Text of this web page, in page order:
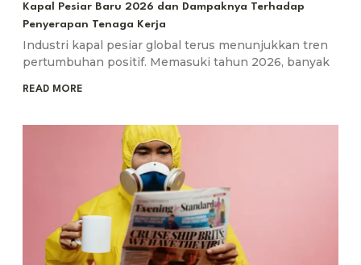
Kapal Pesiar Baru 2026 dan Dampaknya Terhadap
Penyerapan Tenaga Kerja
Industri kapal pesiar global terus menunjukkan tren
pertumbuhan positif. Memasuki tahun 2026, banyak
READ MORE